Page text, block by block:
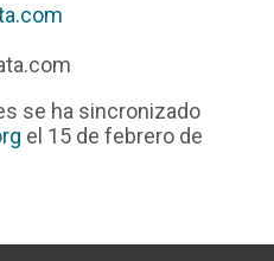
se ha sincronizado
el 15 de febrero de